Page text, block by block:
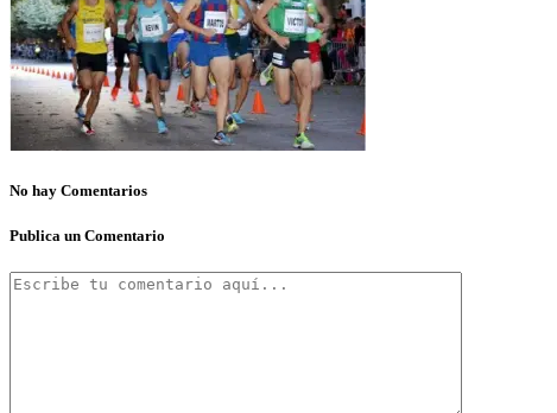
No hay Comentarios
Publica un Comentario